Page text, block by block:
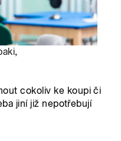
,
cokoliv ke koupi či
jiní již nepotřebují